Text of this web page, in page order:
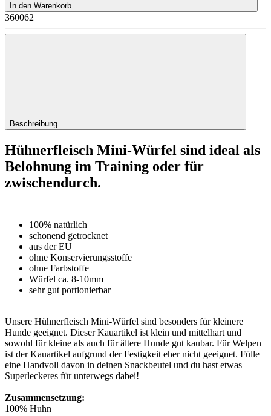
In den Warenkorb
360062
Beschreibung
Hühnerfleisch Mini-Würfel sind ideal als
Belohnung im Training oder für
zwischendurch.
100% natürlich
schonend getrocknet
aus der EU
ohne Konservierungsstoffe
ohne Farbstoffe
Würfel ca. 8-10mm
sehr gut portionierbar
Unsere Hühnerfleisch Mini-Würfel sind besonders für kleinere
Hunde geeignet. Dieser Kauartikel ist klein und mittelhart und
sowohl für kleine als auch für ältere Hunde gut kaubar. Für Welpen
ist der Kauartikel aufgrund der Festigkeit eher nicht geeignet. Fülle
eine Handvoll davon in deinen Snackbeutel und du hast etwas
Superleckeres für unterwegs dabei!
Zusammensetzung:
100% Huhn